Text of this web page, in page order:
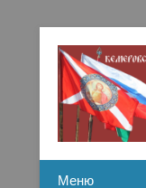
Меню